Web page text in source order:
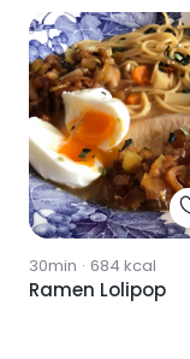
30min · 684 kcal
Ramen Lolipop